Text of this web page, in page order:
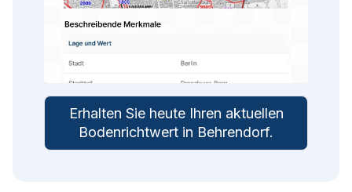
Erhalten Sie heute Ihren aktuellen
Bodenrichtwert in Behrendorf.